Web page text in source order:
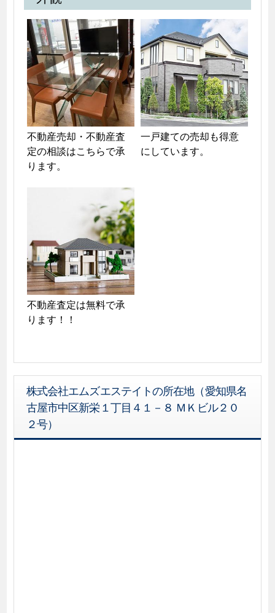
不動産売却・不動産査
定の相談はこちらで承
ります。
一戸建ての売却も得意
にしています。
不動産査定は無料で承
ります！！
株式会社エムズエステイトの所在地（愛知県名
古屋市中区新栄１丁目４１－８ ＭＫビル２０
２号）